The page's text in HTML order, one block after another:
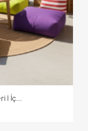
| İç...